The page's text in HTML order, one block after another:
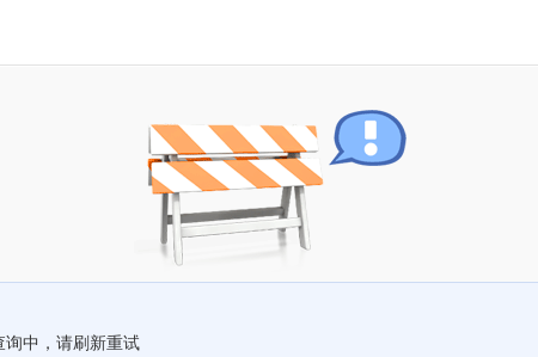
询中，请刷新重试